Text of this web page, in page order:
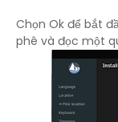
Chọn Ok để bắt
phê và đọc một